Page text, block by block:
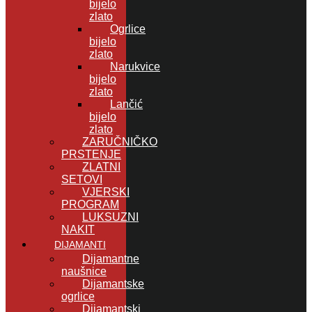
bijelo
zlato
Ogrlice
bijelo
zlato
Narukvice
bijelo
zlato
Lančić
bijelo
zlato
ZARUČNIČKO
PRSTENJE
ZLATNI
SETOVI
VJERSKI
PROGRAM
LUKSUZNI
NAKIT
DIJAMANTI
Dijamantne
naušnice
Dijamantske
ogrlice
Dijamantski